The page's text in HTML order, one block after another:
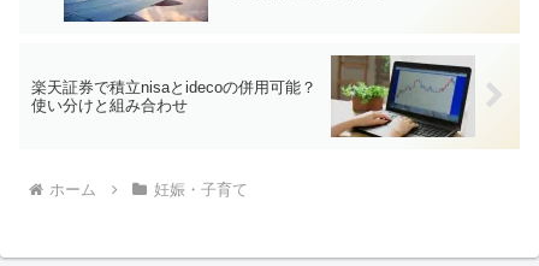
楽天証券で積立nisaとidecoの併用可能？
使い分けと組み合わせ
ホーム 妊娠・子育て